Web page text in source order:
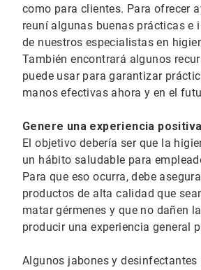
como para clientes. Para ofrecer
reuní algunas buenas prácticas e
de nuestros especialistas en
También encontrará algunos
puede usar para garantizar
manos efectivas ahora y en el
Genere una experiencia positiva
El objetivo debería ser que la
un hábito saludable para
Para que eso ocurra, debe
productos de alta calidad que
matar gérmenes y que no dañen
producir una experiencia general
Algunos jabones y desinfectantes